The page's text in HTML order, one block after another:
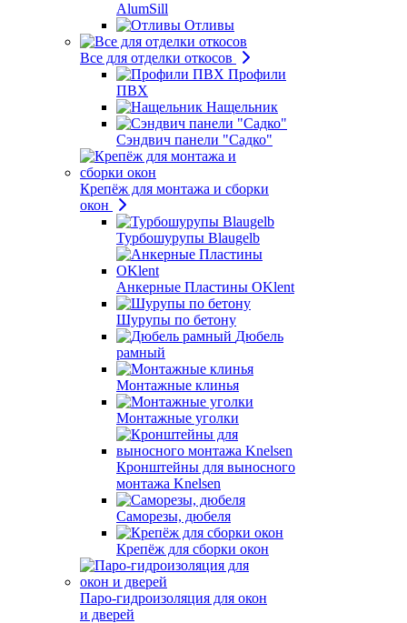
AlumSill
Отливы
Все для отделки откосов
Профили
ПВХ
Нащельник
Сэндвич панели "Садко"
Крепёж для монтажа и сборки
окон
Турбошурупы Blaugelb
Анкерные Пластины OKlent
Шурупы по бетону
Дюбель
рамный
Монтажные клинья
Монтажные уголки
Кронштейны для выносного
монтажа Knelsen
Саморезы, дюбеля
Крепёж для сборки окон
Паро-гидроизоляция для окон
и дверей